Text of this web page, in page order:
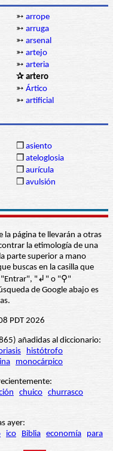
➳ arrope
➳ arruga
➳ arsenal
➳ artejo
➳ arteria
✰ artero
➳ Ártico
➳ artificial
❒ asiento
❒ ateloglosia
❒ aurícula
❒ avulsión
la página te llevarán a otras
la etimología de una
parte superior a mano
buscas en la casilla que
"Entrar", "↲" o "⚲"
de Google abajo es
PDT 2026
añadidas al diccionario:
histótrofo
monocárpico
chuico churrasco
ayer:
ico Biblia economía para